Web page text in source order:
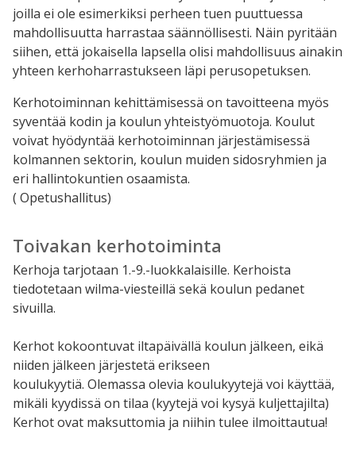
joilla ei ole esimerkiksi perheen tuen puuttuessa
mahdollisuutta harrastaa säännöllisesti. Näin pyritään
siihen, että jokaisella lapsella olisi mahdollisuus ainakin
yhteen kerhoharrastukseen läpi perusopetuksen.
Kerhotoiminnan kehittämisessä on tavoitteena myös
syventää kodin ja koulun yhteistyömuotoja. Koulut
voivat hyödyntää kerhotoiminnan järjestämisessä
kolmannen sektorin, koulun muiden sidosryhmien ja
eri hallintokuntien osaamista.
( Opetushallitus)
Toivakan kerhotoiminta
Kerhoja tarjotaan 1.-9.-luokkalaisille. Kerhoista
tiedotetaan wilma-viesteillä sekä koulun pedanet
sivuilla.
Kerhot kokoontuvat iltapäivällä koulun jälkeen, eikä
niiden jälkeen järjestetä erikseen
koulukyytiä. Olemassa olevia koulukyytejä voi käyttää,
mikäli kyydissä on tilaa (kyytejä voi kysyä kuljettajilta)
Kerhot ovat maksuttomia ja niihin tulee ilmoittautua!